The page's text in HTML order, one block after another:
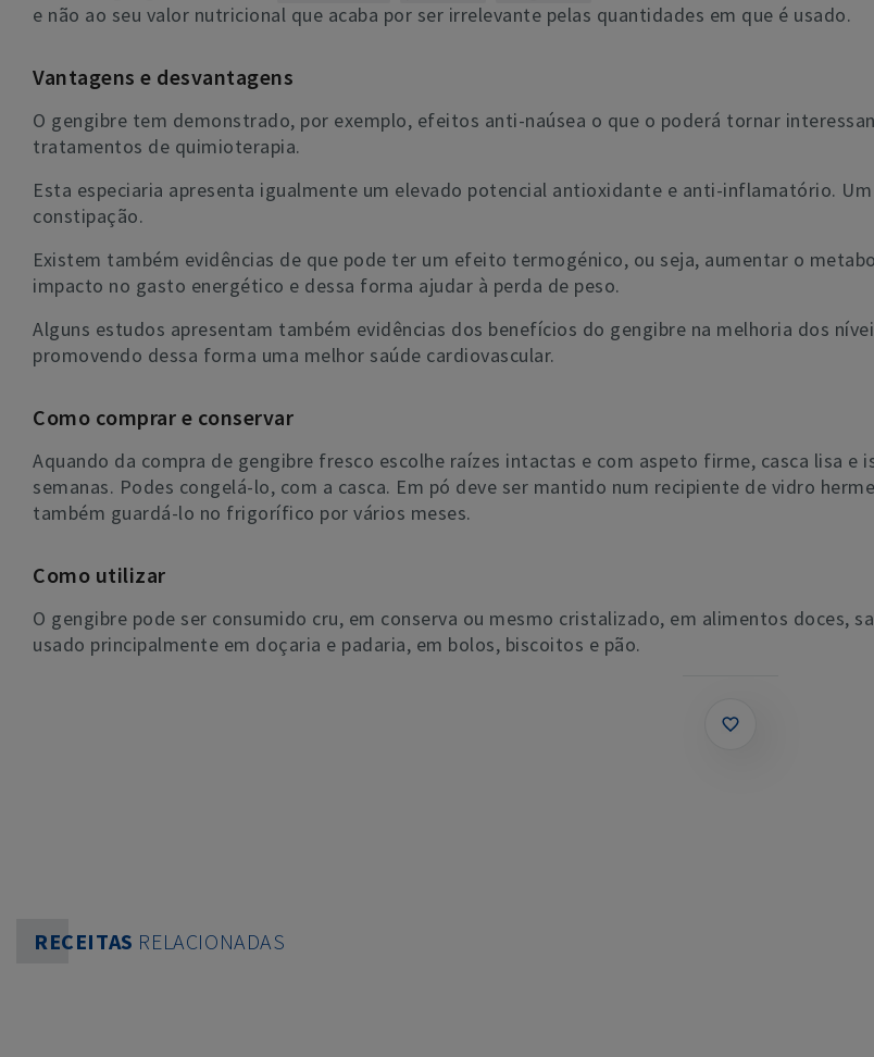
e não ao seu valor nutricional que acaba por ser irrelevante pelas quantidades em que é usado.
Vantagens e desvantagens
O gengibre tem demonstrado, por exemplo, efeitos anti-naúsea o que o poderá tornar
tratamentos de quimioterapia.
Esta especiaria apresenta igualmente um elevado potencial antioxidante e anti-inflamatório.
constipação.
Existem também evidências de que pode ter um efeito termogénico, ou seja, aumentar o
impacto no gasto energético e dessa forma ajudar à perda de peso.
Alguns estudos apresentam também evidências dos benefícios do gengibre na melhoria dos
promovendo dessa forma uma melhor saúde cardiovascular.
Como comprar e conservar
Aquando da compra de gengibre fresco escolhe raízes intactas e com aspeto firme, casca lisa
semanas. Podes congelá-lo, com a casca. Em pó deve ser mantido num recipiente de vidro
também guardá-lo no frigorífico por vários meses.
Como utilizar
O gengibre pode ser consumido cru, em conserva ou mesmo cristalizado, em alimentos doces,
usado principalmente em doçaria e padaria, em bolos, biscoitos e pão.
RECEITAS RELACIONADAS